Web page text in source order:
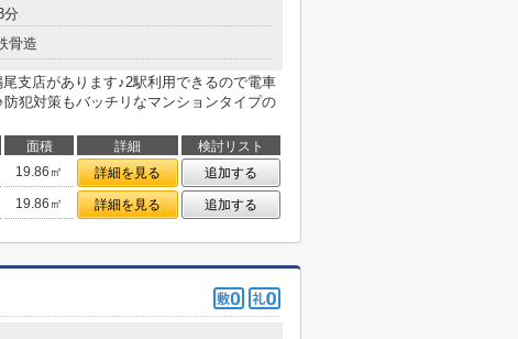
分
骨造
支店があります♪2駅利用できるので電車
犯対策もバッチリなマンションタイプの
面積 詳細
検討リスト
19.86㎡ 詳細を見る
追加する
19.86㎡ 詳細を見る 追加する